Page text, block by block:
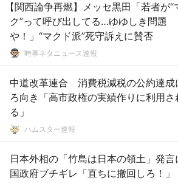
【関西論争再燃】メッセ黒田「若者が“
ク”って呼び出してる…ゆゆしき問題
や！」“マクド派”死守訴えに賛否
時事ネタニュース速報
中道改革連合 消費税減税の公約達成
ろ向き「高市政権の実績作りに利用さ
る」
ハムスター速報
日本外相の「竹島は日本の領土」発言
国政府ブチギレ「直ちに撤回しろ！」